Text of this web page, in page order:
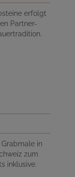
erfolgt
Partner-
in
zum
inklusive.